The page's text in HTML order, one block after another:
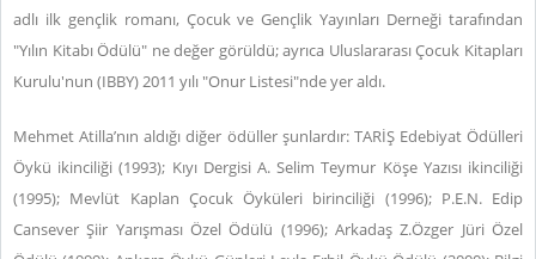
adlı ilk gençlik romanı, Çocuk ve Gençlik Yayınları Derneği tarafından
"Yılın Kitabı Ödülü" ne değer görüldü; ayrıca Uluslararası Çocuk Kitapları
Kurulu'nun (IBBY) 2011 yılı "Onur Listesi"nde yer aldı.
Mehmet Atilla’nın aldığı diğer ödüller şunlardır: TARİŞ Edebiyat Ödülleri
Öykü ikinciliği (1993); Kıyı Dergisi A. Selim Teymur Köşe Yazısı ikinciliği
(1995); Mevlüt Kaplan Çocuk Öyküleri birinciliği (1996); P.E.N. Edip
Cansever Şiir Yarışması Özel Ödülü (1996); Arkadaş Z.Özger Jüri Özel